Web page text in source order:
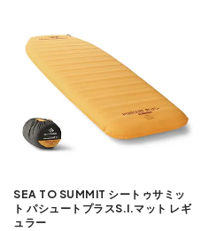
SEA TO SUMMIT シートゥサミッ
ト パシュートプラスS.I.マット レギ
ュラー